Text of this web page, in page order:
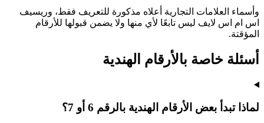
وأسماء العلامات التجارية أعلاه مذكورة للتعريف فقط، وريسيف
اس ام اس لايف ليس تابعًا لأي منها ولا يضمن قبولها للأرقام
المؤقتة.
أسئلة خاصة بالأرقام الهندية
لماذا تبدأ بعض الأرقام الهندية بالرقم 6 أو 7؟